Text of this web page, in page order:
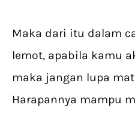
Maka dari itu dalam
lemot, apabila kamu
maka jangan lupa
Harapannya mampu